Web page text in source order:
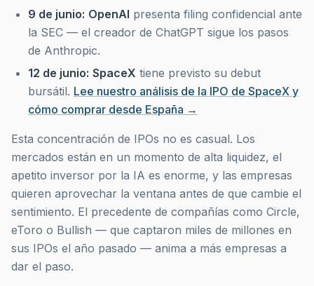
9 de junio: OpenAI presenta filing confidencial ante
la SEC — el creador de ChatGPT sigue los pasos
de Anthropic.
12 de junio: SpaceX tiene previsto su debut
bursátil. Lee nuestro análisis de la IPO de SpaceX y
cómo comprar desde España →
Esta concentración de IPOs no es casual. Los
mercados están en un momento de alta liquidez, el
apetito inversor por la IA es enorme, y las empresas
quieren aprovechar la ventana antes de que cambie el
sentimiento. El precedente de compañías como Circle,
eToro o Bullish — que captaron miles de millones en
sus IPOs el año pasado — anima a más empresas a
dar el paso.